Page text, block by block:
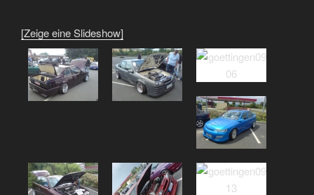
[Zeige eine Slideshow]